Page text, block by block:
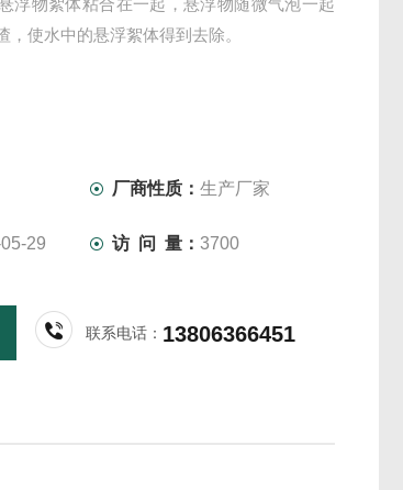
浮物絮体粘合在一起，悬浮物随微气泡一起
，使水中的悬浮絮体得到去除。
厂商性质：生产厂家
29 访 问 量：3700
联系电话： 13806366451